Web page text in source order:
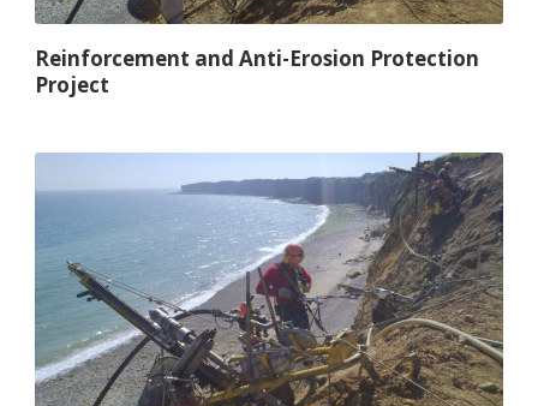
Reinforcement and Anti-Erosion Protection
Project